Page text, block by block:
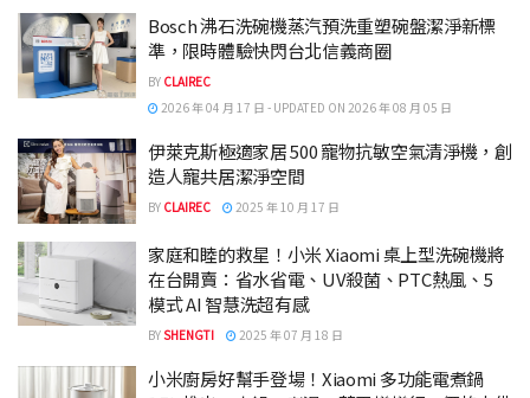
Bosch 沸石洗碗機蒸汽預洗重塑碗盤潔淨新標
準，限時體驗快閃台北信義商圈
BY CLAIREC
2026 年 04 月 17 日 - UPDATED ON 2026 年 08 月 05 日
伊萊克斯極適家居 500 寵物抗敏空氣清淨機，創
造人寵共居潔淨空間
BY CLAIREC 2025 年 10 月 17 日
家庭和睦的救星！小米 Xiaomi 桌上型洗碗機將
在台開賣：省水省電、UV殺菌、PTC熱風、5
模式 AI 智慧洗超有感
BYSHENGTI 2025 年 07 月 18 日
小米廚房好幫手登場！Xiaomi 多功能電煮鍋